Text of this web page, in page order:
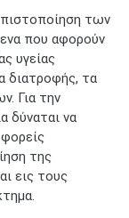
των
που αφορούν
υγείας
διατροφής, τα
Για την
δύναται να
της
εις τους